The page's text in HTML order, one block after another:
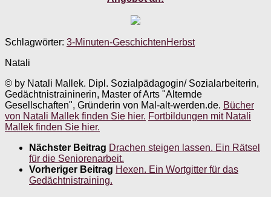
Schlagwörter: 3-Minuten-GeschichtenHerbst
Natali
© by Natali Mallek. Dipl. Sozialpädagogin/ Sozialarbeiterin,
Gedächtnistraininerin, Master of Arts "Alternde
Gesellschaften", Gründerin von Mal-alt-werden.de. Bücher
von Natali Mallek finden Sie hier. Fortbildungen mit Natali
Mallek finden Sie hier.
Nächster Beitrag Drachen steigen lassen. Ein Rätsel
für die Seniorenarbeit.
Vorheriger Beitrag Hexen. Ein Wortgitter für das
Gedächtnistraining.